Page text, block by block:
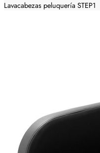
Lavacabezas peluquería STEP1